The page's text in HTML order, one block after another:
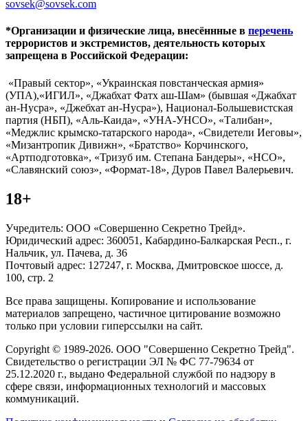
sovsek@sovsek.com
*Организации и физические лица, внесённные в перечень
террористов и экстремистов, деятельность которых
запрещена в Российской Федерации:
«Правый сектор», «Украинская повстанческая армия»
(УПА),«ИГИЛ», «Джабхат Фатх аш-Шам» (бывшая «Джабхат
ан-Нусра», «Джебхат ан-Нусра»), Национал-Большевистская
партия (НБП), «Аль-Каида», «УНА-УНСО», «Талибан»,
«Меджлис крымско-татарского народа», «Свидетели Иеговы»,
«Мизантропик Дивижн», «Братство» Корчинского,
«Артподготовка», «Тризуб им. Степана Бандеры», «НСО»,
«Славянский союз», «Формат-18», Дуров Павел Валерьевич.
18+
Учредитель: ООО «Совершенно Секретно Трейд».
Юридический адрес: 360051, Кабардино-Балкарская Респ., г.
Нальчик, ул. Пачева, д. 36
Почтовый адрес: 127247, г. Москва, Дмитровское шоссе, д.
100, стр. 2
Все права защищены. Копирование и использование
материалов запрещено, частичное цитирование возможно
только при условии гиперссылки на сайт.
Copyright © 1989-2026. ООО "Совершенно Секретно Трейд".
Свидетельство о регистрации ЭЛ № ФС 77-79634 от
25.12.2020 г., выдано Федеральной службой по надзору в
сфере связи, информационных технологий и массовых
коммуникаций.